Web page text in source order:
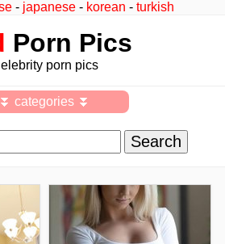
- japanese - korean - turkish
Porn Pics
porn pics
⏬ categories ⏬